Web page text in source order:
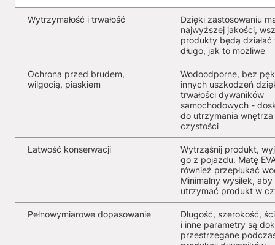
Wytrzymałość i trwałość
Dzięki zastosowaniu
najwyższej jakości,
produkty będą działać
długo, jak to możliwe
Ochrona przed brudem,
wilgocią, piaskiem
Wodoodporne, bez
innych uszkodzeń
trwałości dywaników
samochodowych -
do utrzymania wnętrza
czystości
Łatwość konserwacji
Wytrząśnij produkt,
go z pojazdu. Matę
również przepłukać
Minimalny wysiłek, aby
utrzymać produkt w
Pełnowymiarowe dopasowanie
Długość, szerokość,
i inne parametry są
przestrzegane